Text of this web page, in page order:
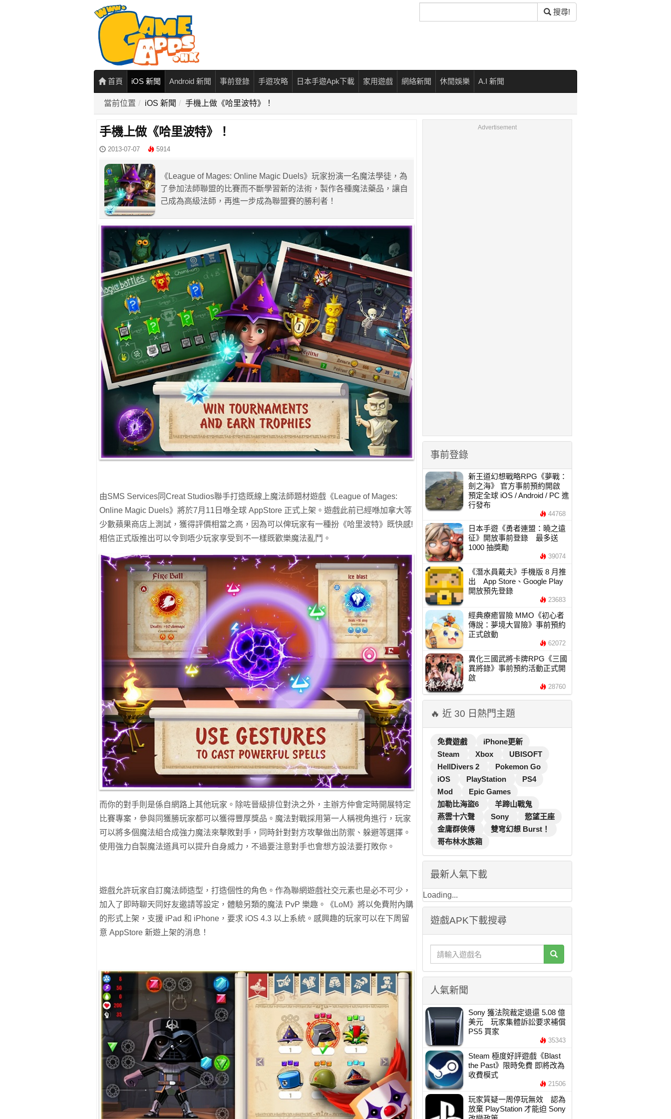
尋
搜尋!
首頁 iOS 新聞 Android 新聞 事前登錄 手遊攻略 日本手遊Apk下載 家用遊戲 網絡新聞 休閒娛樂 A.I 新聞
當前位置 iOS 新聞 手機上做《哈里波特》！
手機上做《哈里波特》！
2013-07-07 5914
《League of Mages: Online Magic Duels》玩家扮演一名魔法學徒，為
了參加法師聯盟的比賽而不斷學習新的法術，製作各種魔法藥品，讓自
己成為高級法師，再進一步成為聯盟賽的勝利者！
由SMS Services同Creat Studios聯手打造既線上魔法師題材遊戲《League of Mages:
Online Magic Duels》將於7月11日喺全球 AppStore 正式上架。遊戲此前已經喺加拿大等
少數蘋果商店上測試，獲得評價相當之高，因為可以俾玩家有一種扮《哈里波特》既快感!
相信正式版推出可以令到唔少玩家享受到不一樣既歡樂魔法亂鬥。
而你的對手則是係自網路上其他玩家。除咗晉級排位對決之外，主辦方仲會定時開展特定
比賽專案，參與同獲勝玩家都可以獲得豐厚獎品。魔法對戰採用第一人稱視角進行，玩家
可以將多個魔法組合成強力魔法來擊敗對手，同時針對對方攻擊做出防禦、躲避等選擇。
使用強力自製魔法道具可以提升自身威力，不過要注意對手也會想方設法要打敗你。
遊戲允許玩家自訂魔法師造型，打造個性的角色。作為聯網遊戲社交元素也是必不可少，
加入了即時聊天同好友邀請等設定，體驗另類的魔法 PvP 樂趣。《LoM》將以免費附內購
的形式上架，支援 iPad 和 iPhone，要求 iOS 4.3 以上系統。感興趣的玩家可以在下周留
意 AppStore 新遊上架的消息！
Advertisement
事前登錄
新王道幻想戰略RPG《夢戰：
劍之海》 官方事前預約開啟
預定全球 iOS / Android / PC 進
行發布
44768
日本手遊《勇者連盟：曉之遠
征》開放事前登錄 最多送
1000 抽獎勵
39074
《潛水員戴夫》手機版 8 月推
出 App Store、Google Play
開放預先登錄
23683
經典療癒冒險 MMO《初心者
傳說：夢境大冒險》事前預約
正式啟動
62072
異化三國武將卡牌RPG《三國
異將錄》事前預約活動正式開
啟
28760
🔥 近 30 日熱門主題
免費遊戲
iPhone更新
Steam
Xbox
UBISOFT
HellDivers 2
Pokemon Go
iOS
PlayStation
PS4
Mod
Epic Games
加勒比海盜6
羊蹄山戰鬼
燕雲十六聲
Sony
慾望王座
金庸群俠傳
雙穹幻想 Burst！
哥布林水族箱
最新人氣下載
Loading...
遊戲APK下載搜尋
人氣新聞
Sony 獲法院裁定退還 5.08 億
美元 玩家集體訴訟要求補償
PS5 買家
35343
Steam 極度好評遊戲《Blast
the Past》限時免費 即將改為
收費模式
21506
玩家質疑一周停玩無效 認為
放棄 PlayStation 才能迫 Sony